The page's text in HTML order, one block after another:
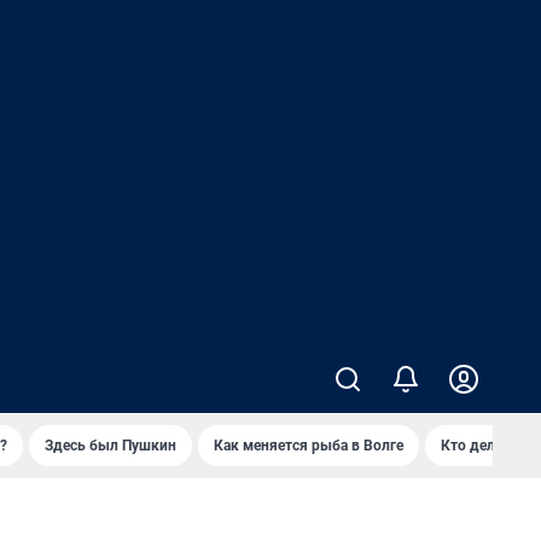
Здесь был Пушкин Как меняется рыба в Волге Кто делает